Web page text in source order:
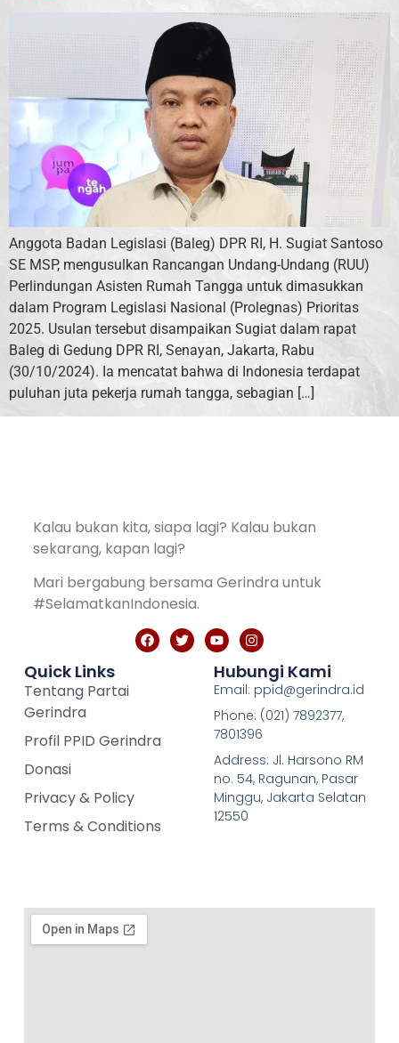
Anggota Badan Legislasi (Baleg) DPR RI, H. Sugiat Santoso
SE MSP, mengusulkan Rancangan Undang-Undang (RUU)
Perlindungan Asisten Rumah Tangga untuk dimasukkan
dalam Program Legislasi Nasional (Prolegnas) Prioritas
2025. Usulan tersebut disampaikan Sugiat dalam rapat
Baleg di Gedung DPR RI, Senayan, Jakarta, Rabu
(30/10/2024). Ia mencatat bahwa di Indonesia terdapat
puluhan juta pekerja rumah tangga, sebagian […]
Kalau bukan kita, siapa lagi? Kalau bukan
sekarang, kapan lagi?
Mari bergabung bersama Gerindra untuk
#SelamatkanIndonesia.
Quick Links
Tentang Partai
Gerindra
Profil PPID Gerindra
Donasi
Privacy & Policy
Terms & Conditions
Hubungi Kami
Email: ppid@gerindra.id
Phone: (021) 7892377,
7801396
Address: Jl. Harsono RM
no. 54, Ragunan, Pasar
Minggu, Jakarta Selatan
12550